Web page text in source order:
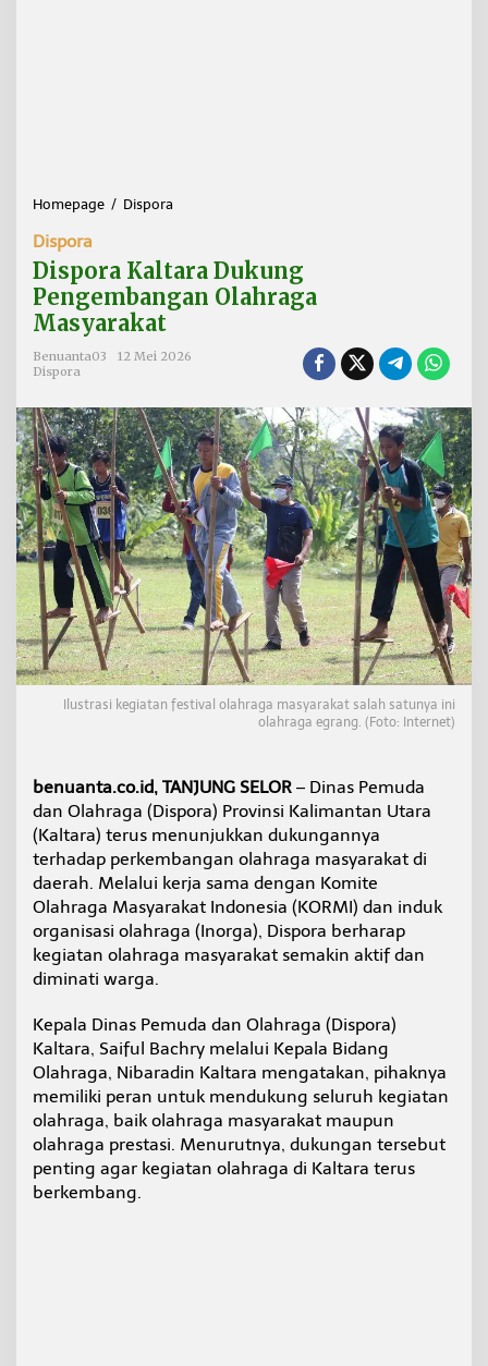
Homepage / Dispora
p
o
r
a
a
r
a
D
u
k
u
n
g
P
e
n
g
e
b
a
n
O
l
a
h
r
a
g
s
y
a
a
k
t
Dispora
Dispora Kaltara Dukung
Pengembangan Olahraga
Masyarakat
Benuanta03
12 Mei 2026
Dispora
Ilustrasi kegiatan festival olahraga masyarakat salah satunya ini
olahraga egrang. (Foto: Internet)
benuanta.co.id, TANJUNG SELOR – Dinas Pemuda
dan Olahraga (Dispora) Provinsi Kalimantan Utara
(Kaltara) terus menunjukkan dukungannya
terhadap perkembangan olahraga masyarakat di
daerah. Melalui kerja sama dengan Komite
Olahraga Masyarakat Indonesia (KORMI) dan induk
organisasi olahraga (Inorga), Dispora berharap
kegiatan olahraga masyarakat semakin aktif dan
diminati warga.
Kepala Dinas Pemuda dan Olahraga (Dispora)
Kaltara, Saiful Bachry melalui Kepala Bidang
Olahraga, Nibaradin Kaltara mengatakan, pihaknya
memiliki peran untuk mendukung seluruh kegiatan
olahraga, baik olahraga masyarakat maupun
olahraga prestasi. Menurutnya, dukungan tersebut
penting agar kegiatan olahraga di Kaltara terus
berkembang.